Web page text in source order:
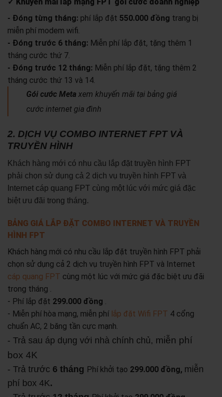
✓ Khuyến mãi lắp mạng FPT gói cước doanh nghiệp
- Đóng từng tháng: phí lắp đặt 550.000 đồng trang bị
miễn phí modem wifi.
- Đóng trước 6 tháng: Miễn phí lắp đặt, tặng thêm 1
tháng cước thứ 7.
- Đóng trước 12 tháng: Miễn phí lắp đặt, tặng thêm 2
tháng cước thứ 13 và 14.
Gói cước Meta xem khuyến mãi tại bảng giá
cước internet gia đình
2. DỊCH VỤ COMBO INTERNET FPT VÀ
TRUYỀN HÌNH
Khách hàng mới có nhu cầu lắp đặt truyền hình FPT
phải chọn sử dụng cả 2 dịch vụ truyền hình FPT và
Internet cáp quang FPT cùng một lúc với mức giá đặc
biệt ưu đãi trong tháng.
BẢNG GIÁ LẮP ĐẶT COMBO INTERNET VÀ TRUYỀN
HÌNH FPT
Khách hàng mới có nhu cầu lắp đặt truyền hình FPT phải
chọn sử dụng cả 2 dịch vụ truyền hình FPT và Internet
cáp quang FPT cùng một lúc với mức giá đặc biệt ưu đãi
trong tháng .
- Phí lắp đặt 299.000 đồng .
- Miễn phí hòa mạng, miễn phí lắp đặt Wifi FPT 4 cổng
chuẩn AC, 2 băng tần cực mạnh.
- Trả sau áp dụng với nhà chính chủ, miễn phí
box 4K
- Trả trước 6 tháng Phí khởi tạo 299.000 đồng, miễn
phí box 4K.